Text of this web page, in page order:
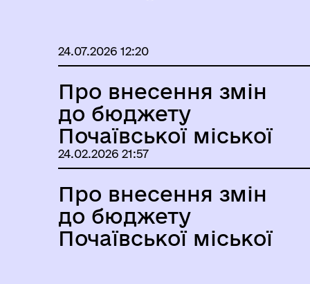
24.07.2026 12:20
Про внесення змін
до бюджету
Почаївської міської
територіальної
24.02.2026 21:57
Про внесення змін
до бюджету
Почаївської міської